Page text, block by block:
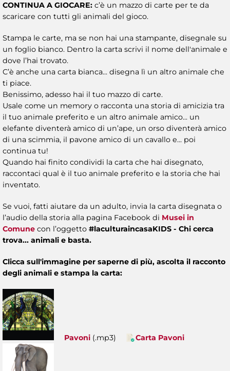
CONTINUA A GIOCARE: c’è un mazzo di carte per te da
scaricare con tutti gli animali del gioco.
Stampa le carte, ma se non hai una stampante, disegnale su
un foglio bianco. Dentro la carta scrivi il nome dell'animale e
dove l’hai trovato.
C’è anche una carta bianca... disegna lì un altro animale che
ti piace.
Benissimo, adesso hai il tuo mazzo di carte.
Usale come un memory o racconta una storia di amicizia tra
il tuo animale preferito e un altro animale amico... un
elefante diventerà amico di un’ape, un orso diventerà amico
di una scimmia, il pavone amico di un cavallo e... poi
continua tu!
Quando hai finito condividi la carta che hai disegnato,
raccontaci qual è il tuo animale preferito e la storia che hai
inventato.
Se vuoi, fatti aiutare da un adulto, invia la carta disegnata o
l’audio della storia alla pagina Facebook di Musei in
Comune con l’oggetto #laculturaincasaKIDS - Chi cerca
trova... animali e basta.
Clicca sull'immagine per saperne di più, ascolta il racconto
degli animali e stampa la carta:
Pavoni (.mp3) Carta Pavoni